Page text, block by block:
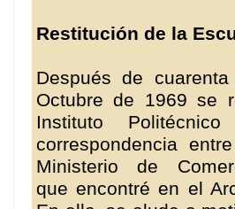
Restitución de la
Después de
Octubre de 1969 se
Instituto
correspondencia
Ministerio de
que encontré en el